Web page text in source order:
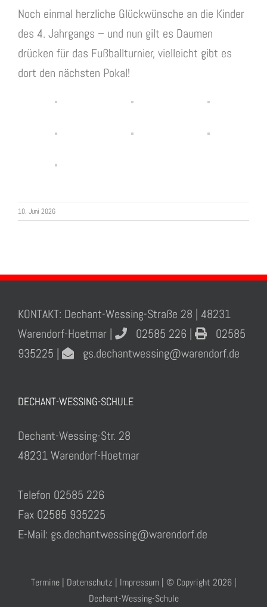
Noch einmal herzliche Glückwünsche an die Kinder
des 4. Jahrgangs – und nun gilt es Daumen
drücken für das Fußballturnier, vielleicht gibt es
dort den nächsten Pokal!
10. Juni 2026
KONTAKT: Dechant-Wessing-Straße 28 | 48231
Warendorf-Hoetmar |
02585 226 |
02585
935225 |
gs.dechantwessing@warendorf.de
DECHANT-WESSING-SCHULE
Dechant-Wessing-Str. 28
48231 Warendorf-Hoetmar
Telefon 02585 226
Fax 02585 935225
E-Mail: gs.dechantwessing@warendorf.de
Termine| Datenschutz | Impressum| © Copyright 2026 |
Dechant-Wessing-Schule